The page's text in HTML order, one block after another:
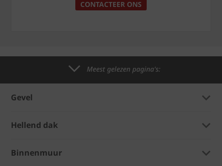
CONTACTEER ONS
Meest gelezen pagina's:
Gevel
Hellend dak
Binnenmuur